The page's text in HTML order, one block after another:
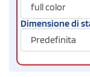
Dimensione di